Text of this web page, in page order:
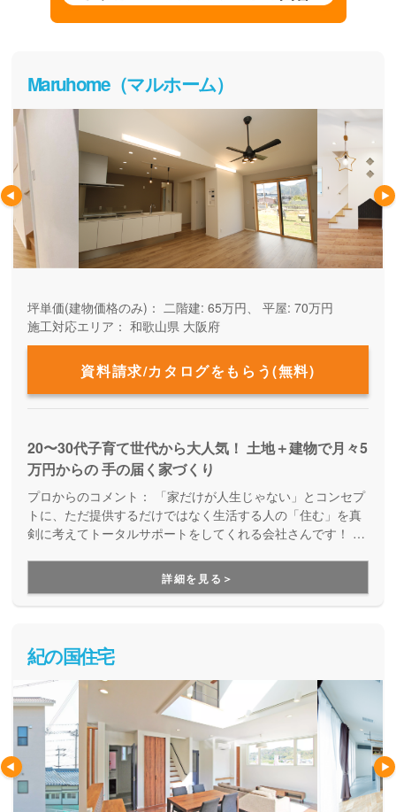
Maruhome（マルホーム）
坪単価(建物価格のみ)： 二階建: 65万円、 平屋: 70万円
施工対応エリア： 和歌山県 大阪府
資料請求/カタログをもらう(無料)
20〜30代子育て世代から大人気！ 土地＋建物で月々5
万円からの 手の届く家づくり
プロからのコメント：
「家だけが人生じゃない」とコンセプ
トに、ただ提供するだけではなく生活する人の「住む」を真
剣に考えてトータルサポートをしてくれる会社さんです！ で
を優先したお家づくりが得意です。
詳細を見る＞
紀の国住宅